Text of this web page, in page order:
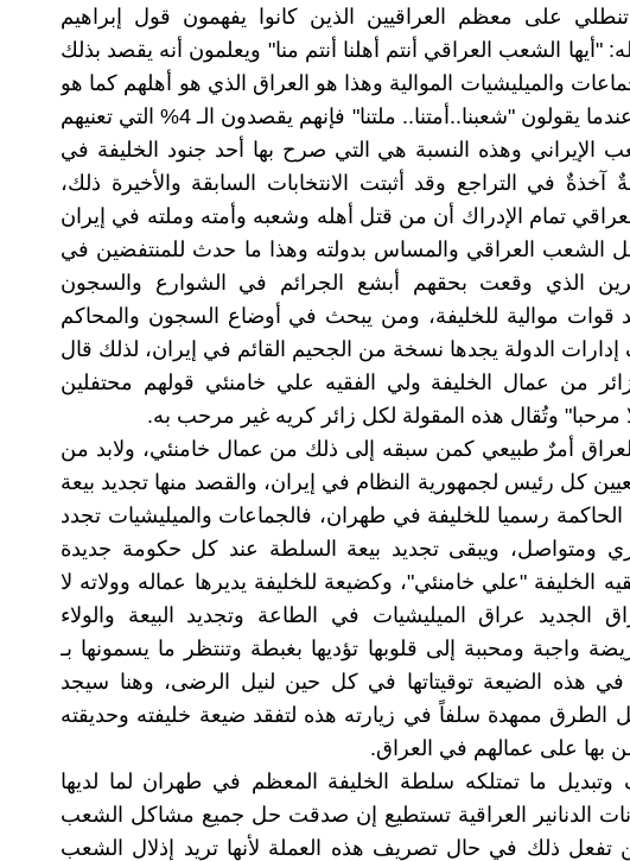
على معظم العراقيين الذين كانوا يفهمون قول إبراهيم
"أيها الشعب العراقي أنتم أهلنا أنتم منا" ويعلمون أنه يقصد بذلك
والميليشيات الموالية وهذا هو العراق الذي هو أهلهم كما هو
الحال في إيران عندما يقولون "شعبنا..أمتنا.. ملتنا" فإنهم يقصدون الـ 4% التي تعنيهم
الإيراني وهذه النسبة هي التي صرح بها أحد جنود الخليفة في
آخذةٌ في التراجع وقد أثبتت الانتخابات السابقة والأخيرة ذلك،
تمام الإدراك أن من قتل أهله وشعبه وأمته وملته في إيران
الشعب العراقي والمساس بدولته وهذا ما حدث للمنتفضين في
الذي وقعت بحقهم أبشع الجرائم في الشوارع والسجون
قوات موالية للخليفة، ومن يبحث في أوضاع السجون والمحاكم
إدارات الدولة يجدها نسخة من الجحيم القائم في إيران، لذلك قال
من عمال الخليفة ولي الفقيه علي خامنئي قولهم محتفلين
مرحبا" وتُقال هذه المقولة لكل زائر كريه غير مرحب به.
أمرٌ طبيعي كمن سبقه إلى ذلك من عمال خامنئي، ولابد من
كل رئيس لجمهورية النظام في إيران، والقصد منها تجديد بيعة
الحاكمة رسميا للخليفة في طهران، فالجماعات والميليشيات تجدد
ومتواصل، ويبقى تجديد بيعة السلطة عند كل حكومة جديدة
الخليفة "علي خامنئي"، وكضيعة للخليفة يديرها عماله وولاته لا
الجديد عراق الميليشيات في الطاعة وتجديد البيعة والولاء
واجبة ومحببة إلى قلوبها تؤديها بغبطة وتنتظر ما يسمونها بـ
في هذه الضيعة توقيتاتها في كل حين لنيل الرضى، وهنا سيجد
الطرق ممهدة سلفاً في زيارته هذه لتفقد ضيعة خليفته وحديقته
بها على عمالهم في العراق.
ما تمتلكه سلطة الخليفة المعظم في طهران لما لديها
الدنانير العراقية تستطيع إن صدقت حل جميع مشاكل الشعب
لن تفعل ذلك في حال تصريف هذه العملة لأنها تريد إذلال الشعب